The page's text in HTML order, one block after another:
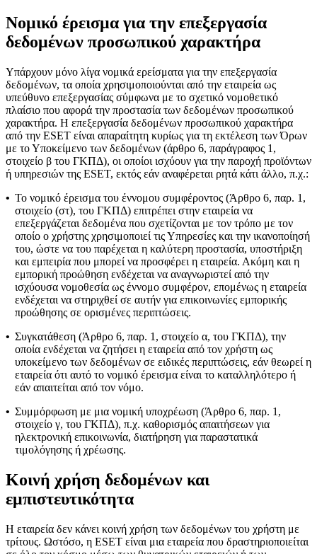
Νομικό έρεισμα για την επεξεργασία
δεδομένων προσωπικού χαρακτήρα
Υπάρχουν μόνο λίγα νομικά ερείσματα για την επεξεργασία
δεδομένων, τα οποία χρησιμοποιούνται από την εταιρεία ως
υπεύθυνο επεξεργασίας σύμφωνα με το σχετικό νομοθετικό
πλαίσιο που αφορά την προστασία των δεδομένων προσωπικού
χαρακτήρα. Η επεξεργασία δεδομένων προσωπικού χαρακτήρα
από την ESET είναι απαραίτητη κυρίως για τη εκτέλεση των Όρων
με το Υποκείμενο των δεδομένων (άρθρο 6, παράγραφος 1,
στοιχείο β του ΓΚΠΔ), οι οποίοι ισχύουν για την παροχή προϊόντων
ή υπηρεσιών της ESET, εκτός εάν αναφέρεται ρητά κάτι άλλο, π.χ.:
• Το νομικό έρεισμα του έννομου συμφέροντος (Άρθρο 6, παρ. 1,
στοιχείο (στ), του ΓΚΠΔ) επιτρέπει στην εταιρεία να
επεξεργάζεται δεδομένα που σχετίζονται με τον τρόπο με τον
οποίο ο χρήστης χρησιμοποιεί τις Υπηρεσίες και την ικανοποίησή
του, ώστε να του παρέχεται η καλύτερη προστασία, υποστήριξη
και εμπειρία που μπορεί να προσφέρει η εταιρεία. Ακόμη και η
εμπορική προώθηση ενδέχεται να αναγνωριστεί από την
ισχύουσα νομοθεσία ως έννομο συμφέρον, επομένως η εταιρεία
ενδέχεται να στηριχθεί σε αυτήν για επικοινωνίες εμπορικής
προώθησης σε ορισμένες περιπτώσεις.
• Συγκατάθεση (Άρθρο 6, παρ. 1, στοιχείο α, του ΓΚΠΔ), την
οποία ενδέχεται να ζητήσει η εταιρεία από τον χρήστη ως
υποκείμενο των δεδομένων σε ειδικές περιπτώσεις, εάν θεωρεί η
εταιρεία ότι αυτό το νομικό έρεισμα είναι το καταλληλότερο ή
εάν απαιτείται από τον νόμο.
• Συμμόρφωση με μια νομική υποχρέωση (Άρθρο 6, παρ. 1,
στοιχείο γ, του ΓΚΠΔ), π.χ. καθορισμός απαιτήσεων για
ηλεκτρονική επικοινωνία, διατήρηση για παραστατικά
τιμολόγησης ή χρέωσης.
Κοινή χρήση δεδομένων και
εμπιστευτικότητα
Η εταιρεία δεν κάνει κοινή χρήση των δεδομένων του χρήστη με
τρίτους. Ωστόσο, η ESET είναι μια εταιρεία που δραστηριοποιείται